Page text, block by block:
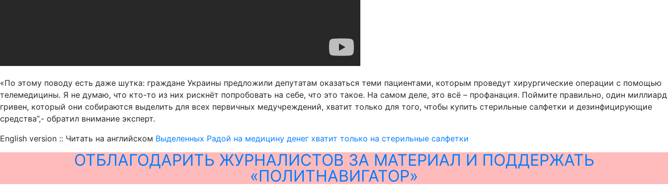
«По этому поводу есть даже шутка: граждане Украины предложили депутатам оказаться теми пациентами, которым проведут хирургические операции с помощью
телемедицины. Я не думаю, что кто-то из них рискнёт попробовать на себе, что это такое. На самом деле, это всё – профанация. Поймите правильно, один миллиард
гривен, который они собираются выделить для всех первичных медучреждений, хватит только для того, чтобы купить стерильные салфетки и дезинфицирующие
средства”,- обратил внимание эксперт.
English version :: Читать на английском Выделенных Радой на медицину денег хватит только на стерильные салфетки
ОТБЛАГОДАРИТЬ ЖУРНАЛИСТОВ ЗА МАТЕРИАЛ И ПОДДЕРЖАТЬ
«ПОЛИТНАВИГАТОР»